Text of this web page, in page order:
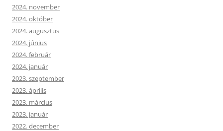
2024. november
2024. október
2024. augusztus
2024. június
2024. február
2024. január
2023. szeptember
2023. április
2023. március
2023. január
2022. december